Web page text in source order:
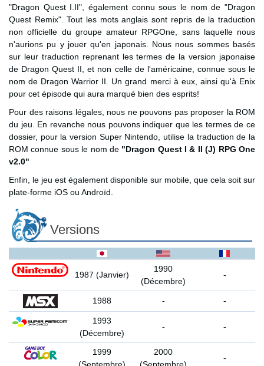
"Dragon Quest I.II", également connu sous le nom de "Dragon
Quest Remix". Tout les mots anglais sont repris de la traduction
non officielle du groupe amateur RPGOne, sans laquelle nous
n'aurions pu y jouer qu'en japonais. Nous nous sommes basés
sur leur traduction reprenant les termes de la version japonaise
de Dragon Quest II, et non celle de l'américaine, connue sous le
nom de Dragon Warrior II. Un grand merci à eux, ainsi qu'à Enix
pour cet épisode qui aura marqué bien des esprits!
Pour des raisons légales, nous ne pouvons pas proposer la ROM
du jeu. En revanche nous pouvons indiquer que les termes de ce
dossier, pour la version Super Nintendo, utilise la traduction de la
ROM connue sous le nom de "Dragon Quest I & II (J) RPG One
v2.0"
Enfin, le jeu est également disponible sur mobile, que cela soit sur
plate-forme iOS ou Androïd.
Versions
1987 (Janvier)
1990
(Décembre)
-
1988 - -
1993
(Décembre)
- -
1999
2000
-